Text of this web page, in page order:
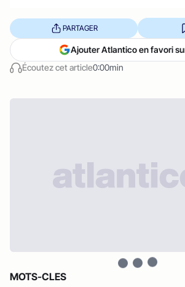
Écoutez cet article0:00min
PARTAGER
Ajouter Atlantico en favori
MOTS-CLES